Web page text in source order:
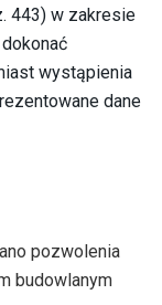
443) w zakresie
wystąpienia
dane
pozwolenia
budowlanym